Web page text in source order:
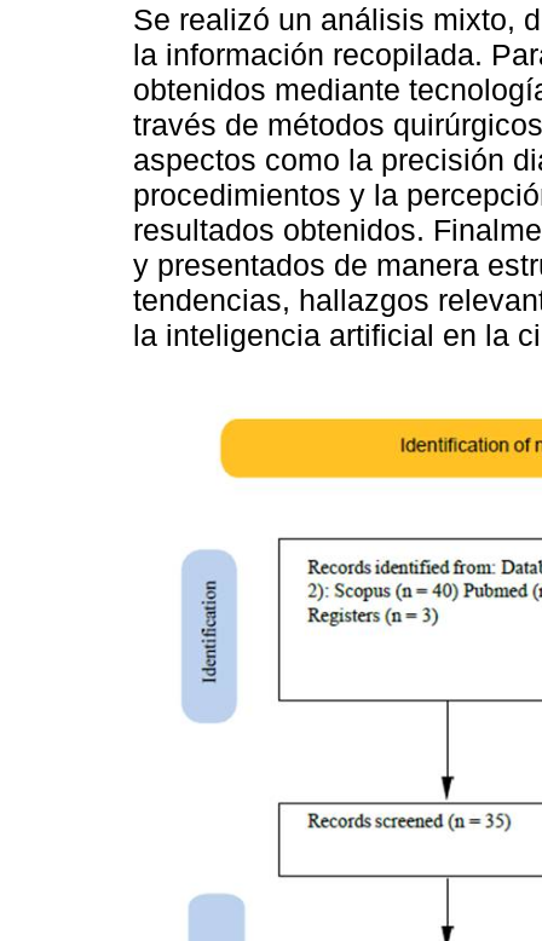
Se realizó un análisis mixto,
la información recopilada.
obtenidos mediante
través de métodos
aspectos como la precisión
procedimientos y la
resultados obtenidos.
y presentados de manera
tendencias, hallazgos
la inteligencia artificial en la